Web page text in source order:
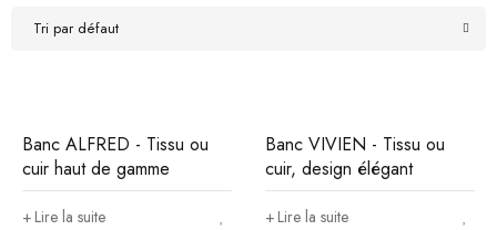
Tri par défaut
Banc ALFRED - Tissu ou
cuir haut de gamme
Lire la suite
Banc VIVIEN - Tissu ou
cuir, design élégant
Lire la suite